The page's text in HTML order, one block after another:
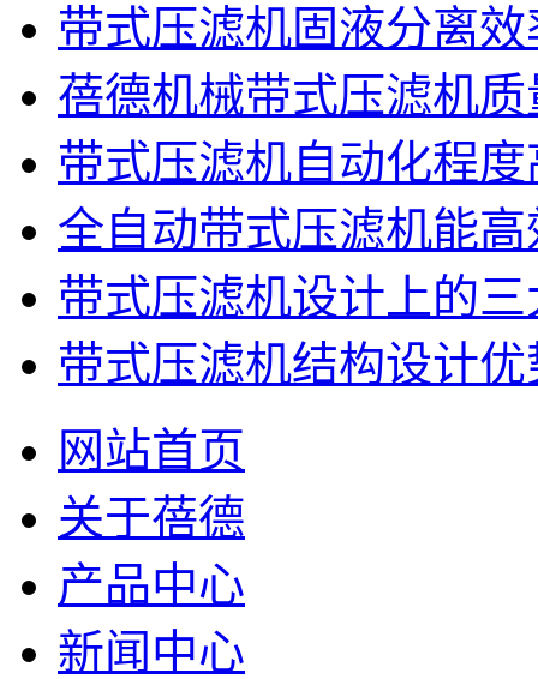
带式压滤机固液分离
蓓德机械带式压滤机
带式压滤机自动化程度
全自动带式压滤机能
带式压滤机设计上的
带式压滤机结构设计优
网站首页
关于蓓德
产品中心
新闻中心